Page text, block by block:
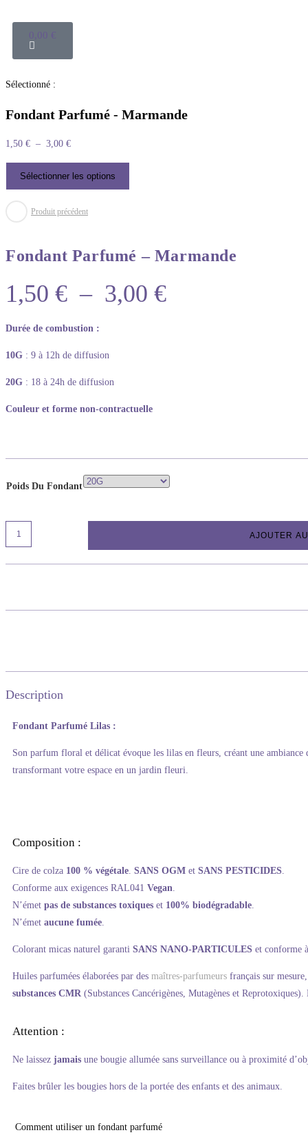
0,00 €
Sélectionné :
Fondant Parfumé - Marmande
1,50 € – 3,00 €
Sélectionner les options
Produit précédent
Fondant Parfumé – Marmande
1,50 € – 3,00 €
Durée de combustion :
10G : 9 à 12h de diffusion
20G : 18 à 24h de diffusion
Couleur et forme non-contractuelle
Poids Du Fondant
AJOUTER
Description
Fondant Parfumé Lilas :
Son parfum floral et délicat évoque les lilas en fleurs, créant une
transformant votre espace en un jardin fleuri.
Composition :
Cire de colza 100 % végétale. SANS OGM et SANS PESTICIDES.
Conforme aux exigences RAL041 Vegan.
N’émet pas de substances toxiques et 100% biodégradable.
N’émet aucune fumée.
Colorant micas naturel garanti SANS NANO-PARTICULES et conforme
Huiles parfumées élaborées par des maîtres-parfumeurs français sur
substances CMR (Substances Cancérigènes, Mutagènes et
Attention :
Ne laissez jamais une bougie allumée sans surveillance ou à proximité
Faites brûler les bougies hors de la portée des enfants et des animaux.
Comment utiliser un fondant parfumé